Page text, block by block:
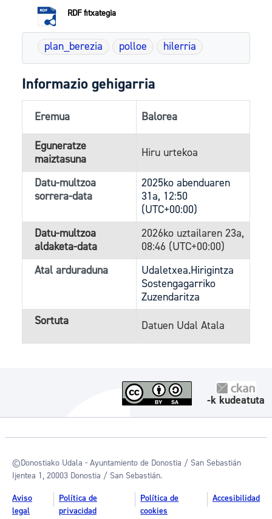
RDF fitxategia
plan_berezia polloe hilerria
Informazio gehigarria
Eremua Balorea
Eguneratze
maiztasuna
Hiru urtekoa
Datu-multzoa
sorrera-data
2025ko abenduaren
31a, 12:50
(UTC+00:00)
Datu-multzoa
aldaketa-data
2026ko uztailaren 23a,
08:46 (UTC+00:00)
Atal arduraduna
Udaletxea.Hirigintza
Sostengagarriko
Zuzendaritza
Sortuta
Datuen Udal Atala
-k kudeatuta
©Donostiako Udala - Ayuntamiento de Donostia / San Sebastián
Ijentea 1, 20003 Donostia / San Sebastián.
Aviso
legal
Política de
privacidad
Política de
cookies
Accesibilidad